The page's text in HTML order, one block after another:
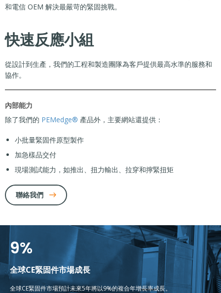
和電信 OEM 解決最嚴苛的緊固挑戰。
快速反應小組
從設計到生產，我們的工程和製造團隊為客戶提供最高水準的服務和
協作。
內部能力
除了我們的 PEMedge® 產品外，主要網站還提供：
小批量緊固件原型製作
加急樣品交付
現場測試能力，如推出、扭力輸出、拉穿和擰緊扭矩
聯絡我們
9%
全球CE緊固件市場成長
全球CE緊固件市場預計未來5年將以9%的複合年增長率成長。